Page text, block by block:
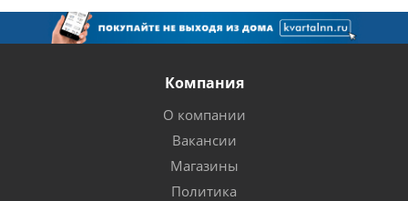
Компания
О компании
Вакансии
Магазины
Политика